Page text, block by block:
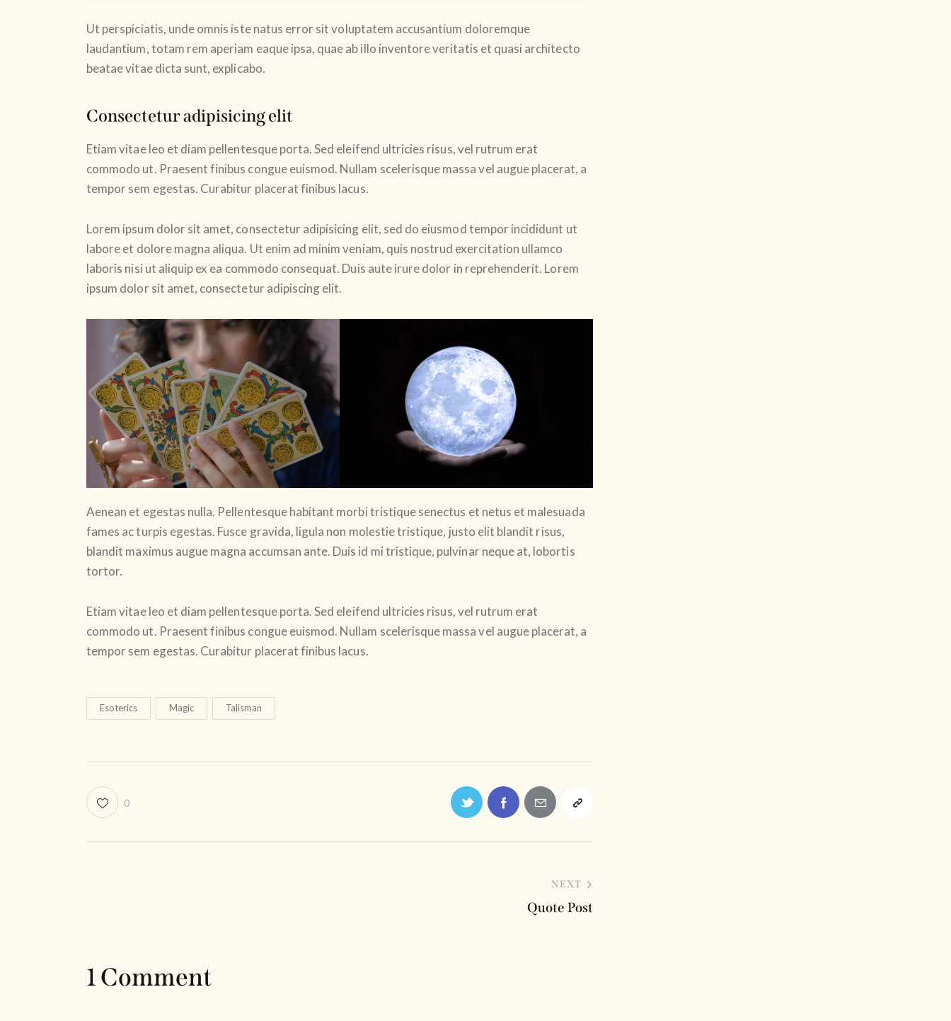
Ut perspiciatis, unde omnis iste natus error sit voluptatem accusantium doloremque
laudantium, totam rem aperiam eaque ipsa, quae ab illo inventore veritatis et quasi architecto
beatae vitae dicta sunt, explicabo.
Consectetur adipisicing elit
Etiam vitae leo et diam pellentesque porta. Sed eleifend ultricies risus, vel rutrum erat
commodo ut. Praesent finibus congue euismod. Nullam scelerisque massa vel augue placerat, a
tempor sem egestas. Curabitur placerat finibus lacus.
Lorem ipsum dolor sit amet, consectetur adipisicing elit, sed do eiusmod tempor incididunt ut
labore et dolore magna aliqua. Ut enim ad minim veniam, quis nostrud exercitation ullamco
laboris nisi ut aliquip ex ea commodo consequat. Duis aute irure dolor in reprehenderit. Lorem
ipsum dolor sit amet, consectetur adipiscing elit.
Aenean et egestas nulla. Pellentesque habitant morbi tristique senectus et netus et malesuada
fames ac turpis egestas. Fusce gravida, ligula non molestie tristique, justo elit blandit risus,
blandit maximus augue magna accumsan ante. Duis id mi tristique, pulvinar neque at, lobortis
tortor.
Etiam vitae leo et diam pellentesque porta. Sed eleifend ultricies risus, vel rutrum erat
commodo ut. Praesent finibus congue euismod. Nullam scelerisque massa vel augue placerat, a
tempor sem egestas. Curabitur placerat finibus lacus.
Esoterics Magic Talisman
0
NEXT
Quote Post
1 Comment